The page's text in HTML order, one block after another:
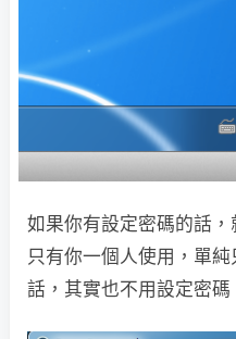
如果你有設定密碼的話
只有你一個人使用，單
話，其實也不用設定密碼